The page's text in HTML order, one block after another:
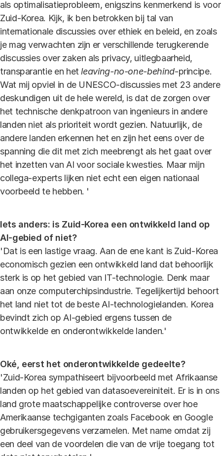
als optimalisatieprobleem, enigszins kenmerkend is voor
Zuid-Korea. Kijk, ik ben betrokken bij tal van
internationale discussies over ethiek en beleid, en zoals
je mag verwachten zijn er verschillende terugkerende
discussies over zaken als privacy, uitlegbaarheid,
transparantie en hetleaving-no-one-behind-principe.
Wat mij opviel in de UNESCO-discussies met 23 andere
deskundigen uit de hele wereld, is dat de zorgen over
het technische denkpatroon van ingenieurs in andere
landen niet als prioriteit wordt gezien. Natuurlijk, de
andere landen erkennen het en zijn het eens over de
spanning die dit met zich meebrengt als het gaat over
het inzetten van AI voor sociale kwesties. Maar mijn
collega-experts lijken niet echt een eigen nationaal
voorbeeld te hebben. '
Iets anders: is Zuid-Korea een ontwikkeld land op
AI-gebied of niet?
'Dat is een lastige vraag. Aan de ene kant is Zuid-Korea
economisch gezien een ontwikkeld land dat behoorlijk
sterk is op het gebied van IT-technologie. Denk maar
aan onze computerchipsindustrie. Tegelijkertijd behoort
het land niet tot de beste AI-technologielanden. Korea
bevindt zich op AI-gebied ergens tussen de
ontwikkelde en onderontwikkelde landen.'
Oké, eerst het onderontwikkelde gedeelte?
'Zuid-Korea sympathiseert bijvoorbeeld met Afrikaanse
landen op het gebied van datasoevereiniteit. Er is in ons
land grote maatschappelijke controverse over hoe
Amerikaanse techgiganten zoals Facebook en Google
gebruikersgegevens verzamelen. Met name omdat zij
een deel van de voordelen die van de vrije toegang tot